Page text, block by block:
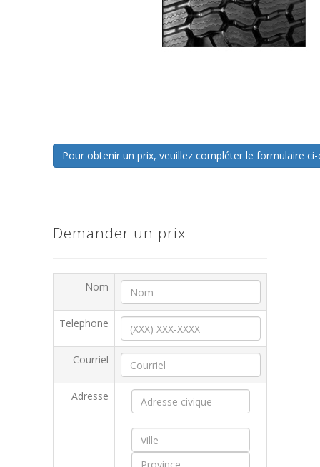
Pour obtenir un prix, veuillez compléter le formulaire
Demander un prix
Nom
Telephone
Courriel
Adresse